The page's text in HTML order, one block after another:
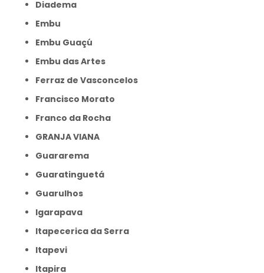
Diadema
Embu
Embu Guaçú
Embu das Artes
Ferraz de Vasconcelos
Francisco Morato
Franco da Rocha
GRANJA VIANA
Guararema
Guaratinguetá
Guarulhos
Igarapava
Itapecerica da Serra
Itapevi
Itapira